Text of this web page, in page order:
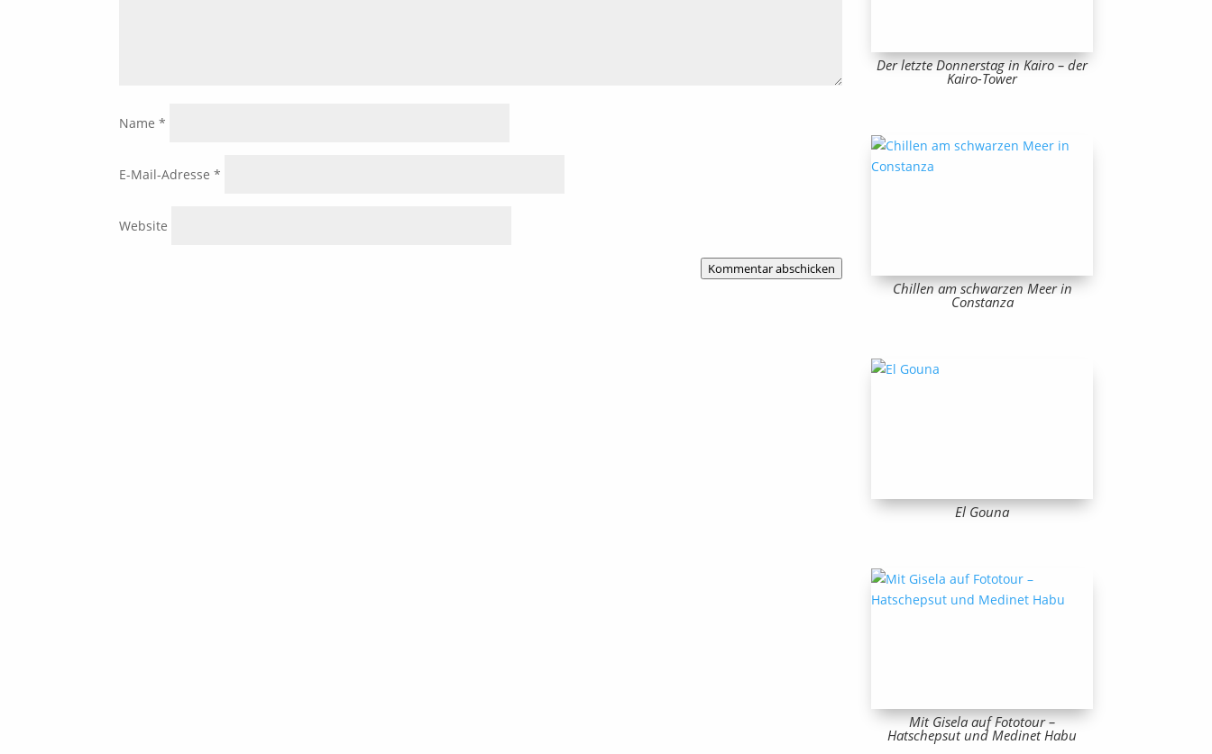
Name *
E-Mail-Adresse *
Website
Kommentar abschicken
Der letzte Donnerstag in Kairo – der
Kairo-Tower
Chillen am schwarzen Meer in
Constanza
El Gouna
Mit Gisela auf Fototour –
Hatschepsut und Medinet Habu